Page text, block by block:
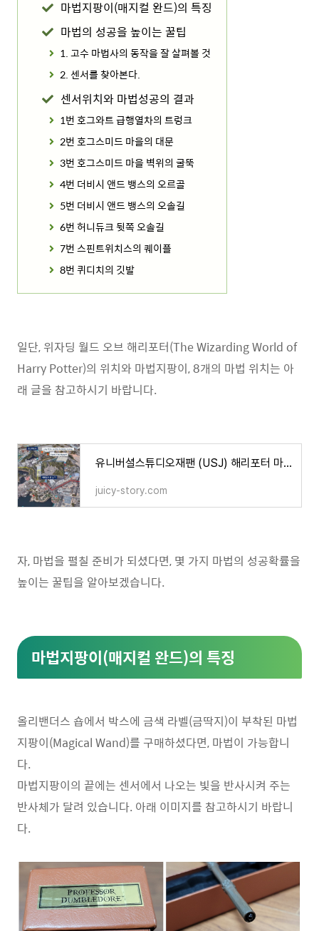
마법지팡이(매지컬 완드)의 특징
마법의 성공을 높이는 꿀팁
1. 고수 마법사의 동작을 잘 살펴볼 것
2. 센서를 찾아본다.
센서위치와 마법성공의 결과
1번 호그와트 급행열차의 트렁크
2번 호그스미드 마을의 대문
3번 호그스미드 마을 벽위의 굴뚝
4번 더비시 앤드 뱅스의 오르골
5번 더비시 앤드 뱅스의 오솔길
6번 허니듀크 뒷쪽 오솔길
7번 스핀트위치스의 퀘이플
8번 퀴디치의 깃발
일단, 위자딩 월드 오브 해리포터(The Wizarding World of
Harry Potter)의 위치와 마법지팡이, 8개의 마법 위치는 아
래 글을 참고하시기 바랍니다.
유니버셜스튜디오재팬 (USJ) 해리포터 마법 꿀팁(1편)
juicy-story.com
자, 마법을 펼칠 준비가 되셨다면, 몇 가지 마법의 성공확률을
높이는 꿀팁을 알아보겠습니다.
마법지팡이(매지컬 완드)의 특징
올리밴더스 숍에서 박스에 금색 라벨(금딱지)이 부착된 마법
지팡이(Magical Wand)를 구매하셨다면, 마법이 가능합니
다.
마법지팡이의 끝에는 센서에서 나오는 빛을 반사시켜 주는
반사체가 달려 있습니다. 아래 이미지를 참고하시기 바랍니
다.